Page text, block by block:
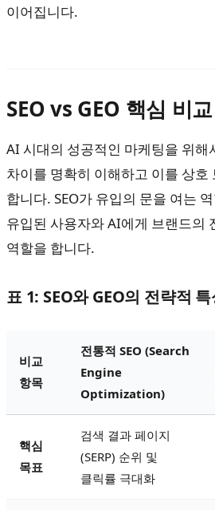
이어집니다.
SEO vs GEO 핵심 비
AI 시대의 성공적인 마케팅을 위해
차이를 명확히 이해하고 이를 상
합니다. SEO가 유입의 문을 여는
유입된 사용자와 AI에게 브랜드의
역할을 합니다.
표 1: SEO와 GEO의 전략적
비교
항목
전통적 SEO (Search
Engine
Optimization)
핵심
목표
검색 결과 페이지
(SERP) 순위 및
클릭률 극대화